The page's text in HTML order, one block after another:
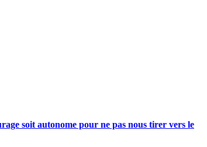
soit autonome pour ne pas nous tirer vers le